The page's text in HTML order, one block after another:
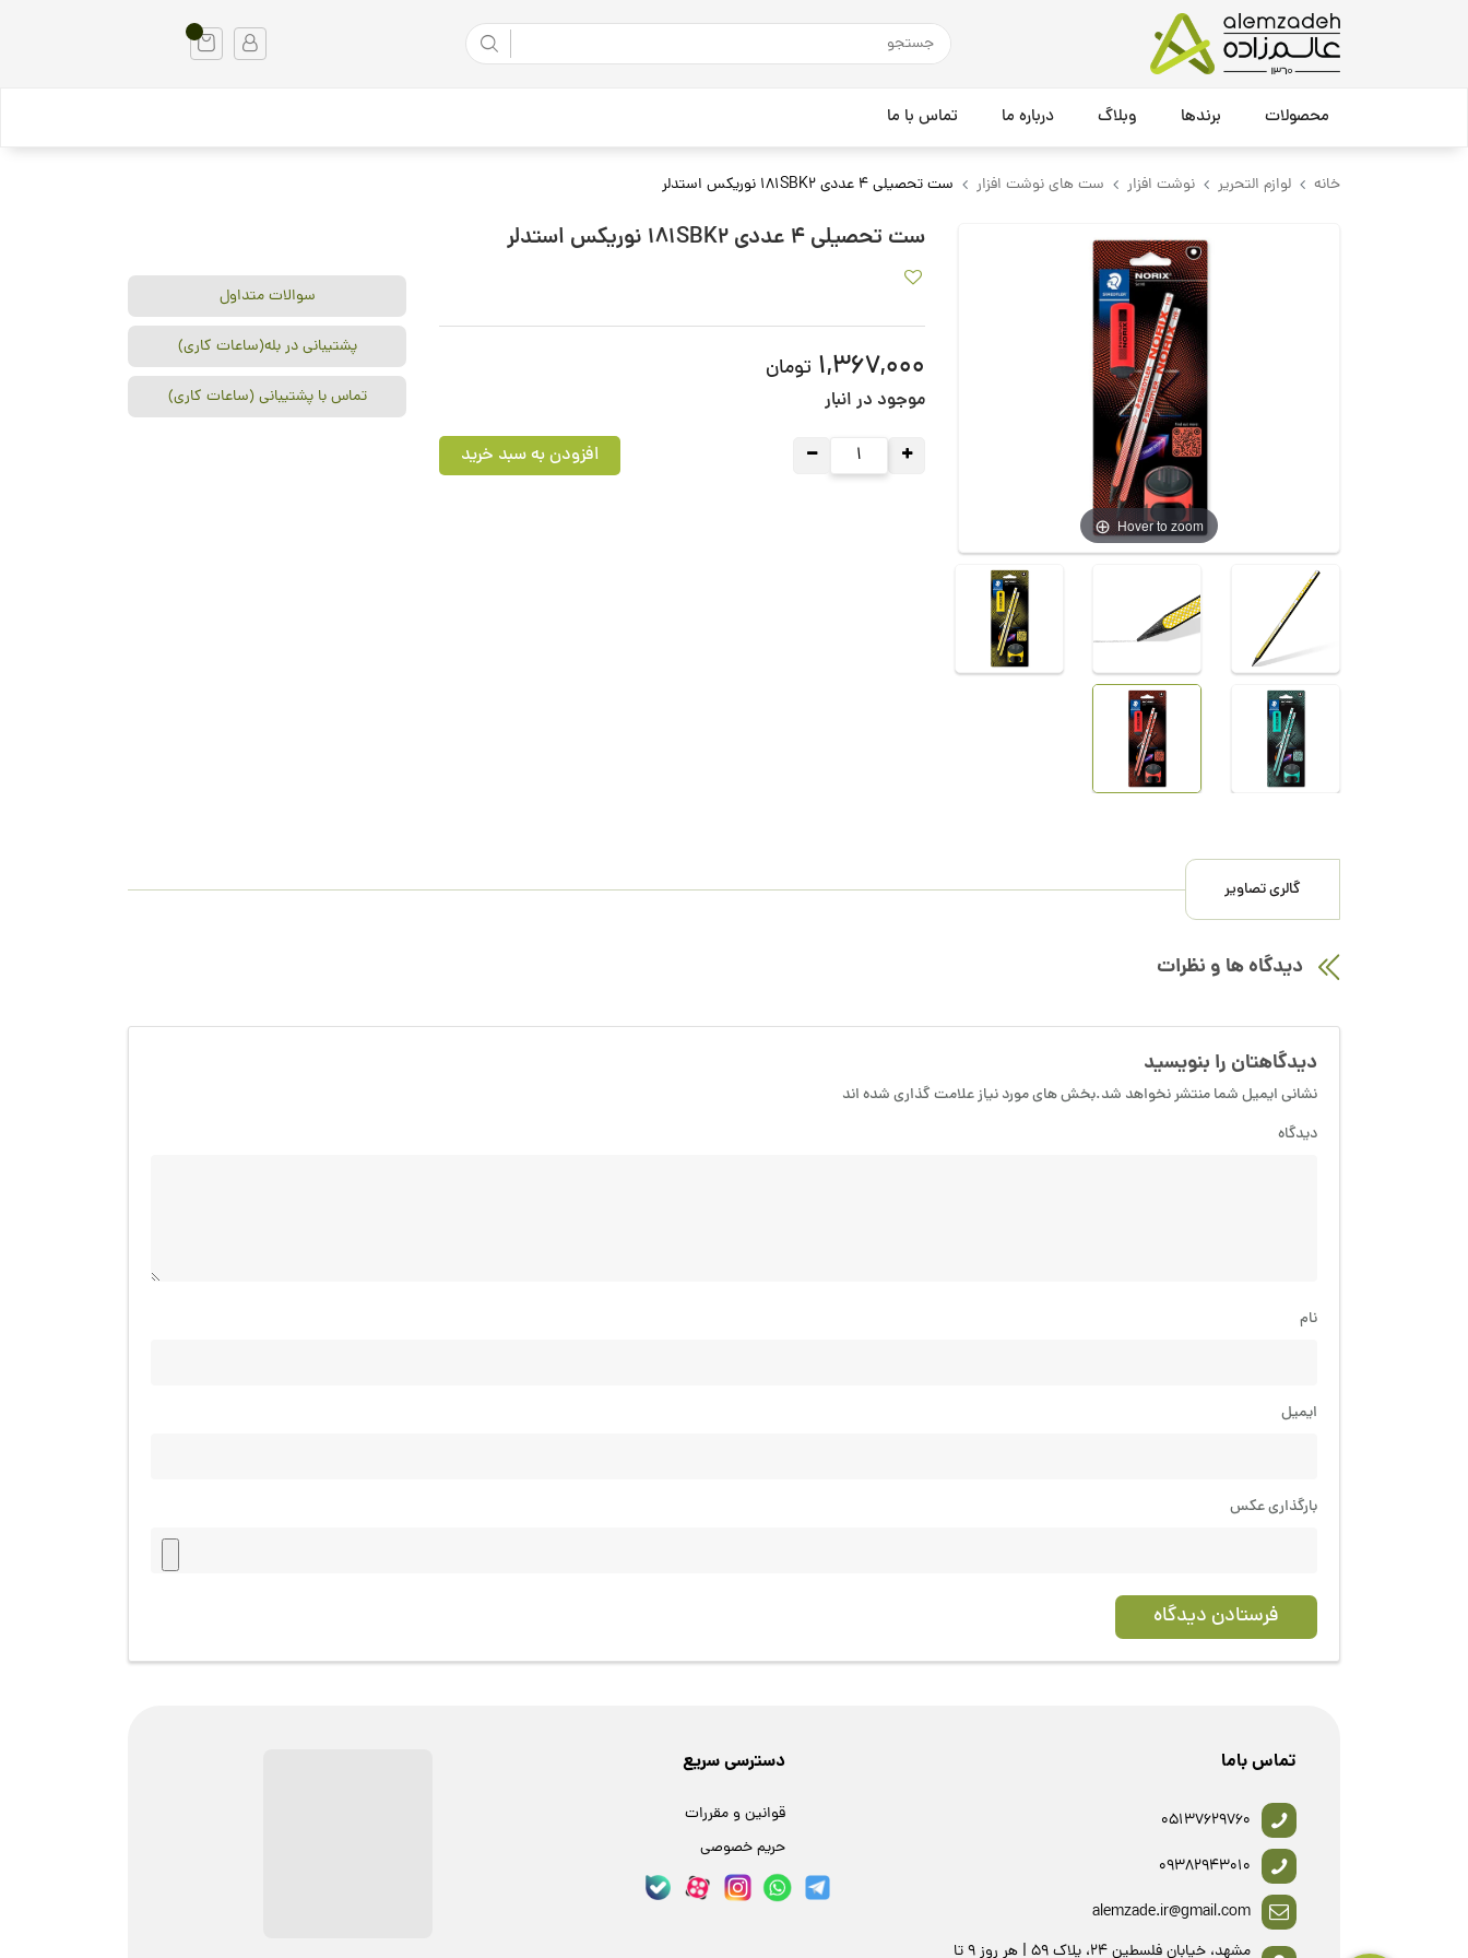
محصولات برندها وبلاگ درباره ما تماس با ما
خانه لوازم التحریر نوشت افزار ست های نوشت افزار ست تحصیلی 4 عددی 181SBK2 نوریکس استدلر
Hover to zoom
ست تحصیلی 4 عددی 181SBK2 نوریکس استدلر
1,367,000 تومان
موجود در انبار
افزودن به سبد خرید
سوالات متداول
پشتیبانی در بله(ساعات کاری)
تماس با پشتیبانی (ساعات کاری)
گالری تصاویر
دیدگاه ها و نظرات
دیدگاهتان را بنویسید
نشانی ایمیل شما منتشر نخواهد شد.بخش های مورد نیاز علامت گذاری شده اند
دیدگاه
نام
ایمیل
بارگذاری عکس
فرستادن دیدگاه
تماس باما
05137629760
09382943010
alemzade.ir@gmail.com
مشهد، خیابان فلسطین 24، پلاک 59 | هر روز 9 تا
دسترسی سریع
قوانین و مقررات
حریم خصوصی